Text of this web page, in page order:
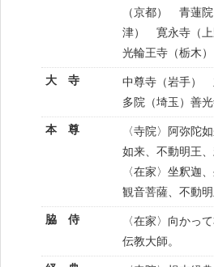
（京都） 青蓮
津） 寛永寺（上
光輪王寺（栃木）
大 寺
中尊寺（岩手）
多院（埼玉）善光
本 尊
〈寺院〉阿弥陀
如来、不動明王
〈在家〉坐釈迦
観音菩薩、不動明
脇 侍
〈在家〉向かっ
伝教大師。